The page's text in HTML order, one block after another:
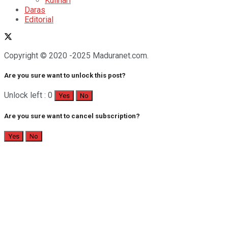
Daras
Editorial
Copyright © 2020 -2025 Maduranet.com.
Are you sure want to unlock this post?
Unlock left : 0 Yes No
Are you sure want to cancel subscription?
Yes No